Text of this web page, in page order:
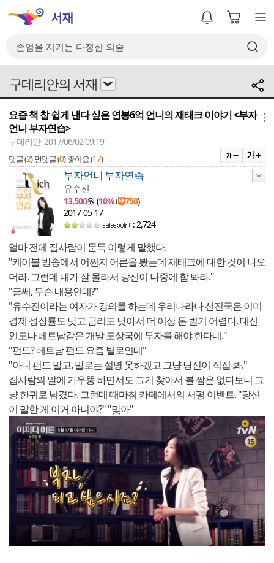
구데리안의 서재
요즘 책 참 쉽게 낸다 싶은 연봉6억 언니의 재태크 이야기 <부자
언니 부자연습>
구데리안 2017/06/02 09:19
댓글 (2) 먼댓글 (0) 좋아요 (17)
부자언니 부자연습
유수진
13,500원 (10%↓ 750)
2017-05-17
: 2,724
얼마 전에 집사람이 문득 이렇게 말했다.
"케이블 방송에서 어쩐지 어른을 봤는데 재태크에 대한 것이 나오
더라. 그런데 내가 잘 몰라서 당신이 나중에 함 봐라."
"글쎄, 무슨 내용인데?"
"유수진이라는 여자가 강의를 하는데 우리나라나 선진국은 이미
경제 성장률도 낮고 금리도 낮아서 더 이상 돈 벌기 어렵다, 대신
인도나 베트남같은 개발 도상국에 투자를 해야 한다네."
"펀드? 베트남 펀드 요즘 별로인데"
"아니 펀드 말고. 말로는 설명 못하겠고 그냥 당신이 직접 봐."
집사람의 말에 가우뚱 하면서도 그거 찾아서 볼 짬은 없다보니 그
냥 한귀로 넘겼다. 그런데 때마침 카페에서의 서평 이벤트. "당신
이 말한 게 이거 아니야?" "맞아"